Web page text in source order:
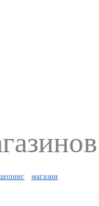
магазин